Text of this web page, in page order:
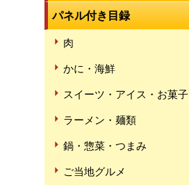
パネル付き目録
肉
かに・海鮮
スイーツ・アイス・お菓子
ラーメン・麺類
鍋・惣菜・つまみ
ご当地グルメ